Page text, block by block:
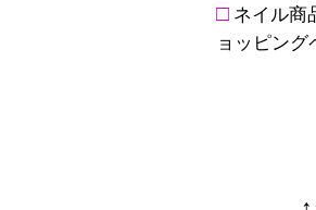
□ ネイル商
ョッピン